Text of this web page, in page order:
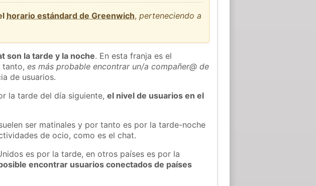
horario estándard de Greenwich,perteneciendo a
son la tarde y la noche. En esta franja es el
tanto,es más probable encontrar un/a compañer@ de
de usuarios.
la tarde del día siguiente,el nivel de usuarios en el
ser matinales y por tanto es por la tarde-noche
de ocio, como es el chat.
es por la tarde, en otros países es por la
encontrar usuarios conectados de países